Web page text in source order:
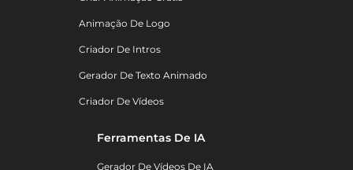
Animação De Logo
Criador De Intros
Gerador De Texto Animado
Criador De Vídeos
Ferramentas De IA
Gerador De Vídeos De IA